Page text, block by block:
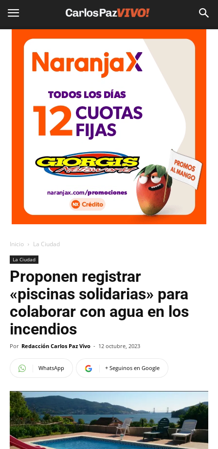
Inicio La Ciudad
La Ciudad
Proponen registrar
«piscinas solidarias» para
colaborar con agua en los
incendios
Por Redacción Carlos Paz Vivo - 12 octubre, 2023
WhatsApp + Seguinos en Google